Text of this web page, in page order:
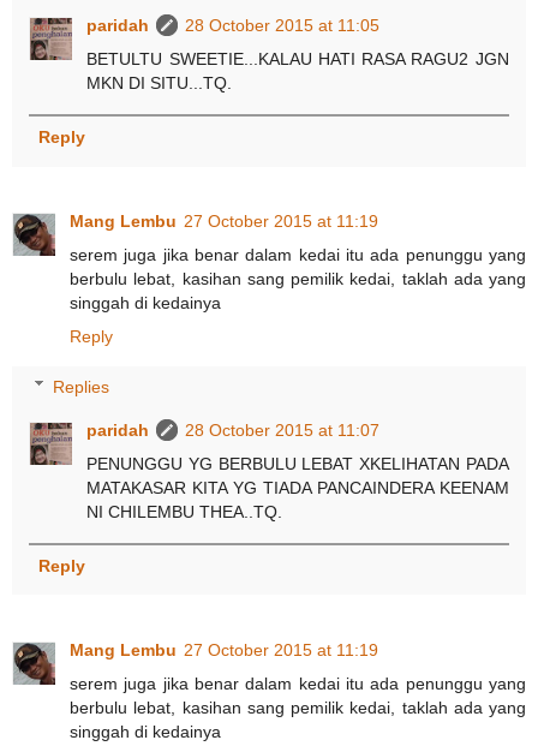
paridah
28 October 2015 at 11:05
BETULTU SWEETIE...KALAU HATI RASA RAGU2 JGN
MKN DI SITU...TQ.
Reply
Mang Lembu 27 October 2015 at 11:19
serem juga jika benar dalam kedai itu ada penunggu yang
berbulu lebat, kasihan sang pemilik kedai, taklah ada yang
singgah di kedainya
Reply
Replies
paridah
28 October 2015 at 11:07
PENUNGGU YG BERBULU LEBAT XKELIHATAN PADA
MATAKASAR KITA YG TIADA PANCAINDERA KEENAM
NI CHILEMBU THEA..TQ.
Reply
Mang Lembu 27 October 2015 at 11:19
serem juga jika benar dalam kedai itu ada penunggu yang
berbulu lebat, kasihan sang pemilik kedai, taklah ada yang
singgah di kedainya